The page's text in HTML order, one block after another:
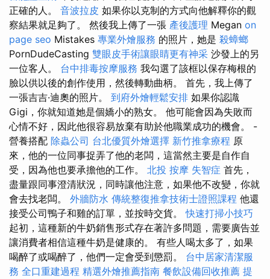
正確的人。 音波拉皮 如果你以克制的方式向他解釋你的觀
察結果就足夠了。 然後我上傳了一張 產後護理 Megan on
page seo Mistakes 專業外燴服務 的照片，她是 殺蟑螂
PornDudeCasting 雙眼皮手術讓眼睛更有神采 沙發上的另
一位客人。 台中排毒按摩服務 我勾選了該框以保存梅根的
臉以供以後的創作使用，然後轉動曲柄。 首先，我上傳了
一張吉吉·迪奧的照片。 到府外燴輕鬆安排 如果你認識
Gigi，你就知道她是個嬌小的熟女。 他可能會因為失敗而
心情不好，因此他很容易放棄有助於他職業成功的機會。 -
營養搭配 除蟲公司 台北優質外燴選擇 新竹推拿療程 原
來，他的一位同事捉弄了他的老闆，這當然主要是自作自
受，因為他也要承擔他的工作。 北投 按摩 失智症 首先，
盡量跟同事澄清狀況，同時讓他注意，如果他不改變，你就
會去找老闆。 外牆防水 傳統整復推拿技術士證照課程 他還
接受公司鴨子和雞的訂單，並按時交貨。快速打掃小技巧
起初，這種新的牛奶銷售形式存在著許多問題，需要廣告並
讓消費者相信這種牛奶是健康的。 有些人喝太多了，如果
喝醉了或喝醉了，他們一定會受到懲罰。 台中居家清潔服
務 全口重建過程 精選外燴推薦指南 餐飲設備回收推薦 提